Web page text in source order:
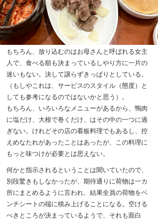
もちろん、放り込むのはお母さんと呼ばれる女主
人で、食べる順も決まっているしやり方に一片の
迷いもない。決して譲らずきっぱりとしている。
（もしやこれは、サービスのスタイル（態度）と
しても参考になるのではないかと思う）。
もちろん、いろいろなメニューがあるから、鴨肉
に塩だけ、大根で巻くだけ、はその中の一つに過
ぎない。けれどその店の看板料理でもあるし、控
えめなたれがあったことはあったが、この料理に
もっと味つけが必要とは思えない。
何かと指示されるということは聞いていたので、
別段驚きもしなかったが、期待通りに荷物は一カ
所にまとめるように言われ、結果全員の荷物をベ
ンチシートの端に積み上げることになる。空ける
べきところが決まっているようで、それも面白